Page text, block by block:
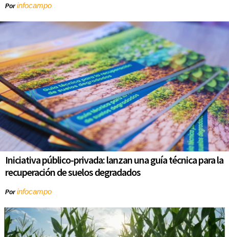
Porinfocampo
Iniciativa público-privada: lanzan una guía técnica para la
recuperación de suelos degradados
Porinfocampo